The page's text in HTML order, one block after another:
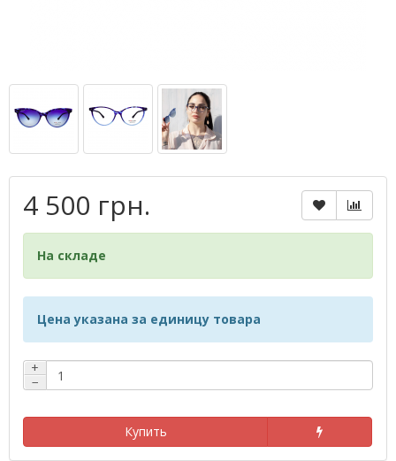
4 500 грн.
На складе
Цена указана за единицу товара
+
−
Купить